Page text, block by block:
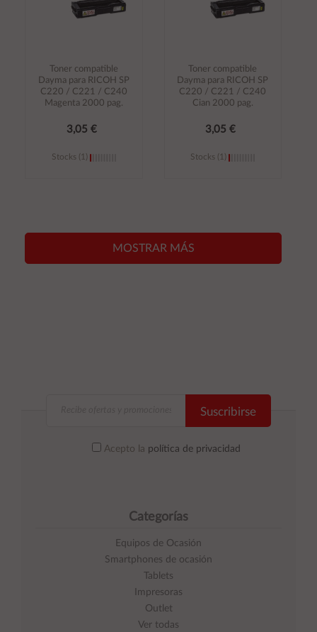
Toner compatible
Dayma para RICOH SP
C220 / C221 / C240
Magenta 2000 pag.
3,05 €
Stocks (1)
Toner compatible
Dayma para RICOH SP
C220 / C221 / C240
Cian 2000 pag.
3,05 €
Stocks (1)
MOSTRAR MÁS
Suscribirse
Acepto la política de privacidad
Categorías
Equipos de Ocasión
Smartphones de ocasión
Tablets
Impresoras
Outlet
Ver todas